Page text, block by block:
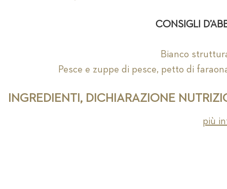
CONSIGLI
Bianco
Pesce e zuppe di pesce, petto di
INGREDIENTI, DICHIARAZIONE
più